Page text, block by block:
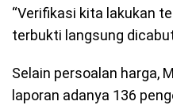
“Verifikasi kita lakukan
terbukti langsung
Selain persoalan harga,
laporan adanya 136